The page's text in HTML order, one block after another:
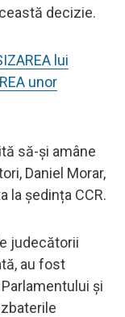
decizie.
lui
unor
să-și amâne
Daniel Morar,
la ședința CCR.
judecătorii
au fost
şi